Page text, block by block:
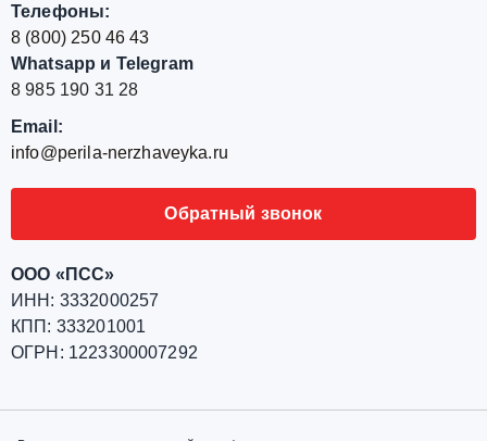
Телефоны:
8 (800) 250 46 43
Whatsapp и Telegram
8 985 190 31 28
Email:
info@perila-nerzhaveyka.ru
Обратный звонок
ООО «ПСС»
ИНН: 3332000257
КПП: 333201001
ОГРН: 1223300007292